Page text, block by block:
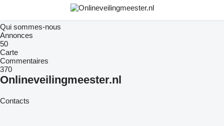
Qui sommes-nous
Annonces
50
Carte
Commentaires
370
Onlineveilingmeester.nl
Contacts